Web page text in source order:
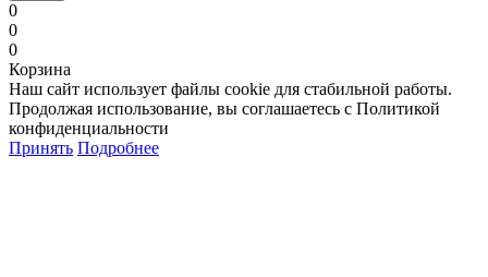
0
0
0
Корзина
Наш сайт использует файлы cookie для стабильной работы.
Продолжая использование, вы соглашаетесь с Политикой
конфиденциальности
Принять Подробнее